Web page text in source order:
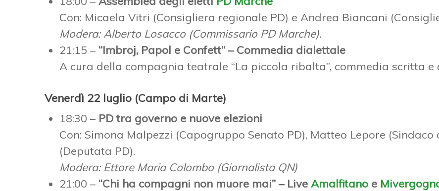
Con: Micaela Vitri (Consigliera regionale PD) e Andrea Biancani
Modera: Alberto Losacco (Commissario PD Marche).
21:15 – “Imbroj, Papol e Confett” – Commedia dialettale
A cura della compagnia teatrale “La piccola ribalta”, commedia scritta e
Venerdì 22 luglio (Campo di Marte)
18:30 – PD tra governo e nuove elezioni
Con: Simona Malpezzi (Capogruppo Senato PD), Matteo Lepore
(Deputata PD).
Modera: Ettore Maria Colombo (Giornalista QN)
21:00 – “Chi ha compagni non muore mai” – LiveAmalfitano e